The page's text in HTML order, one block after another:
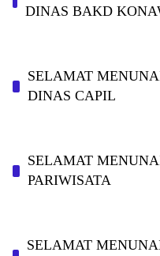
DINAS BAKD
SELAMAT
DINAS CAPIL
SELAMAT
PARIWISATA
SELAMAT